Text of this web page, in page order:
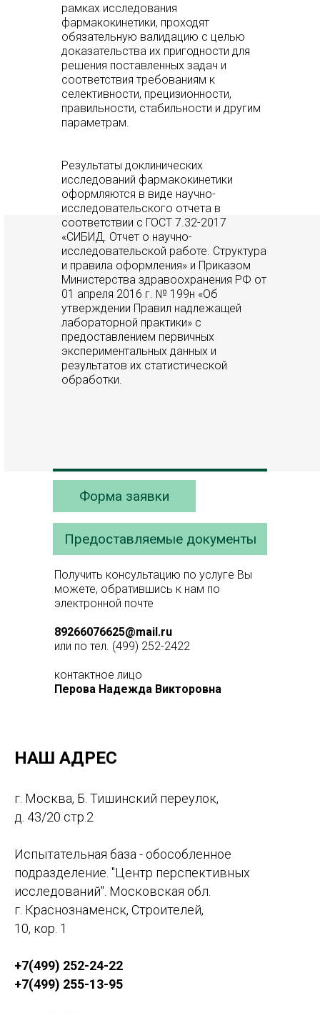
рамках исследования
фармакокинетики, проходят
обязательную валидацию с целью
доказательства их пригодности для
решения поставленных задач и
соответствия требованиям к
селективности, прецизионности,
правильности, стабильности и другим
параметрам.
Результаты доклинических
исследований фармакокинетики
оформляются в виде научно-
исследовательского отчета в
соответствии с ГОСТ 7.32-2017
«СИБИД. Отчет о научно-
исследовательской работе. Структура
и правила оформления» и Приказом
Министерства здравоохранения РФ от
01 апреля 2016 г. № 199н «Об
утверждении Правил надлежащей
лабораторной практики» с
предоставлением первичных
экспериментальных данных и
результатов их статистической
обработки.
Получить консультацию по услуге Вы
можете, обратившись к нам по
электронной почте
89266076625@mail.ru
или по тел. (499) 252-2422
контактное лицо
Перова Надежда Викторовна
Форма заявки
Предоставляемые документы
НАШ АДРЕС
г. Москва, Б. Тишинский переулок,
д. 43/20 стр.2
Испытательная база - обособленное
подразделение. "Центр перспективных
исследований". Московская обл.
г. Краснознаменск, Строителей,
10, кор. 1
+7(499) 252-24-22
+7(499) 255-13-95